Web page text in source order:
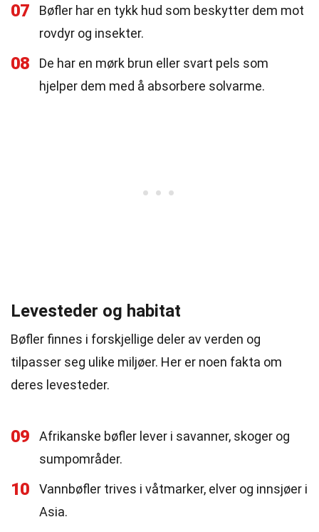
07
Bøfler har en tykk hud som beskytter dem mot
rovdyr og insekter.
08
De har en mørk brun eller svart pels som
hjelper dem med å absorbere solvarme.
Levesteder og habitat
Bøfler finnes i forskjellige deler av verden og
tilpasser seg ulike miljøer. Her er noen fakta om
deres levesteder.
09
Afrikanske bøfler lever i savanner, skoger og
sumpområder.
10
Vannbøfler trives i våtmarker, elver og innsjøer i
Asia.